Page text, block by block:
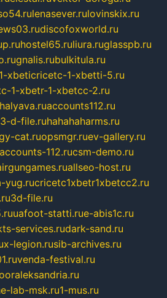
lenasever.rulovinskix.ru
discofoxworld.ru
hostel65.ruliura.ruglasspb.ru
gnalis.rubulkitula.ru
1-xbeticricetc-1-xbetti-5.ru
1-xbetr-1-xbetcc-2.ru
accounts112.ru
3-d-file.ruhahahaharms.ru
cat.ruopsmgr.ruev-gallery.ru
accounts-112.rucsm-demo.ru
allseo-host.ru
yug.rucricetc1xbetr1xbetcc2.ru
3d-file.ru
uafoot-statti.rue-abis1c.ru
services.rudark-sand.ru
x-legion.rusib-archives.ru
venda-festival.ru
lab-msk.ru1-mus.ru